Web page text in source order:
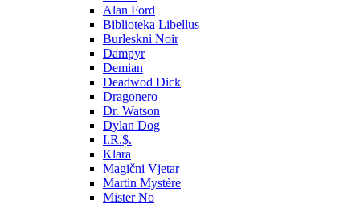
Alan Ford
Biblioteka Libellus
Burleskni Noir
Dampyr
Demian
Deadwod Dick
Dragonero
Dr. Watson
Dylan Dog
I.R.$.
Klara
Magični Vjetar
Martin Mystère
Mister No